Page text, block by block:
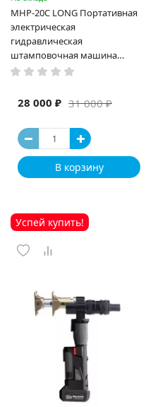
MHP-20C LONG Портативная
электрическая
гидравлическая
штамповочная машина
высокая мощность и мощный
машина
31 000 ₽
28 000 ₽
В корзину
Успей купить!